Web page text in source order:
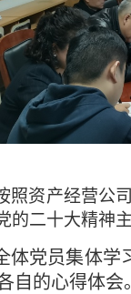
照资产经营公
的二十大精神
体党员集体学
自的心得体